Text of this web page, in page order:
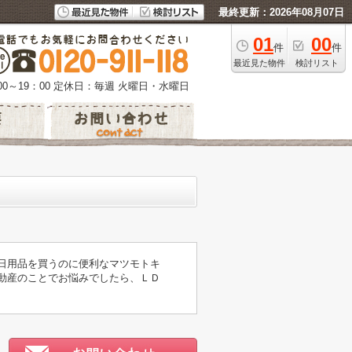
最終更新：2026年08月07日
01件
最近見た物件
00件
検討リスト
～19：00 定休日：毎週 火曜日・水曜日
用品を買うのに便利なマツモトキ
のことでお悩みでしたら、ＬＤ